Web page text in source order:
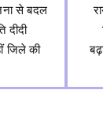
से बदल
दीदी
जिले की